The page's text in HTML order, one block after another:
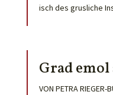
isch des grusliche
Grad
VON PETRA RIEGER-